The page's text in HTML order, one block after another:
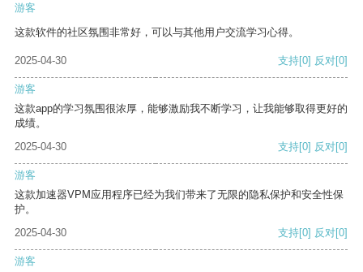
游客
这款软件的社区氛围非常好，可以与其他用户交流学习心得。
2025-04-30 支持[0] 反对[0]
游客
这款app的学习氛围很浓厚，能够激励我不断学习，让我能够取得更好的
成绩。
2025-04-30
支持[0] 反对[0]
游客
这款加速器VPM应用程序已经为我们带来了无限的隐私保护和安全性保
护。
2025-04-30
支持[0] 反对[0]
游客